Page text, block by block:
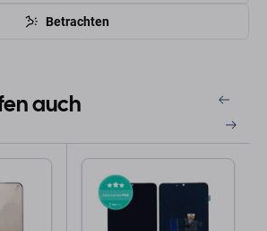
Betrachten
auch